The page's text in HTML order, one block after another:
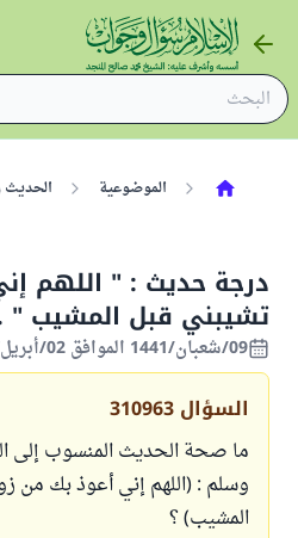
الموضوعية الحديث
درجة حديث : " اللهم
تشيبني قبل المشيب "
09/شعبان/1441 الموافق 02/أبريل/2020
السؤال 310963
ما صحة الحديث المنسوب إلى
وسلم : (اللهم إني أعوذ بك من
المشيب) ؟